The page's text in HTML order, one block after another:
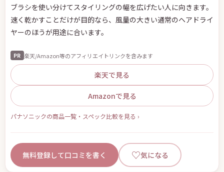
ブラシを使い分けてスタイリングの幅を広げたい人に向きます。
速く乾かすことだけが目的なら、風量の大きい通常のヘアドライ
ヤーのほうが用途に合います。
PR 楽天/Amazon等のアフィリエイトリンクを含みます
楽天で見る
Amazonで見る
パナソニックの商品一覧・スペック比較を見る ›
無料登録して口コミを書く ♡気になる